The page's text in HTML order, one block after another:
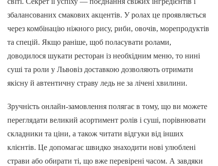
збалансованих смакових акцентів. У ролах це проявляється
через комбінацію ніжного рису, риби, овочів, морепродуктів
та спецій. Якщо раніше, щоб поласувати ролами,
доводилося шукати ресторан із необхідним меню, то нині
суші та роли у Львовіз доставкою дозволяють отримати
якісну й автентичну страву ледь не за лічені хвилини.
Зручність онлайн-замовлення полягає в тому, що ви можете
переглядати великий асортимент ролів і суші, порівнювати
складники та ціни, а також читати відгуки від інших
клієнтів. Це допомагає швидко знаходити нові улюблені
страви або обирати ті, що вже перевірені часом. А завдяки